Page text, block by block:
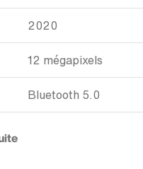
2020
12 mégapixels
Bluetooth 5.0